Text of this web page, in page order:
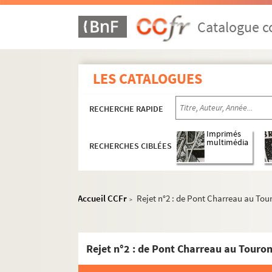
Catalogue
LES CATALOGUES
RECHERCHE RAPIDE
RECHERCHES CIBLÉES
Imprimés
multimédia
Accueil CCFr > Rejet n°2 : de Pont Charreau au
Rejet n°2 : de Pont Charreau au
Ms 31. Boîte 31 : Exercices de 1857 à 1859
Ms 32. Boîte 32 : Exercices de 1859 à 1860
Ms 33. Boîte 33 : Exercices de 1860 à 1861
Ms 35. Boîte 35 : Exercices de 1862 à 1863
Ms 36. Boîte 36 : Exercices de 1863 à 1865
Ms 37. Boîte 37 : Exercices de 1865 à 1866
Ms 38. Boîte 38 : Exercices de 1866 à 1867
Ms 39. Boîte 39 : Exercices de 1867 à 1869
Ms 40. Boîte 40 : Exercices de 1869 à 1870
Ms 44. Boîte 44 : Exercices de 1873 à 1874
Ms 45. Boîte 45 : Exercices de 1874 à 1875